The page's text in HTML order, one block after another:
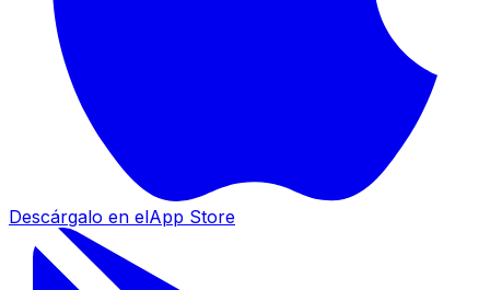
Descárgalo en elApp Store